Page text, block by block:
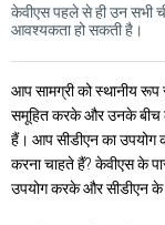
केवीएस पहले से ही उन सभी
आवश्यकता हो सकती है।
आप सामग्री को स्थानीय
समूहित करके और उनके बीच
हैं। आप सीडीएन का उपयोग
करना चाहते हैं? केवीएस के
उपयोग करके और सीडीएन के